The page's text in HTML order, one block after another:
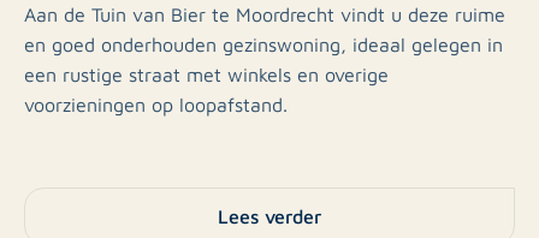
Aan de Tuin van Bier te Moordrecht vindt u deze ruime
en goed onderhouden gezinswoning, ideaal gelegen in
een rustige straat met winkels en overige
voorzieningen op loopafstand.
welke toegang biedt tot het separate toilet en de trap
naar boven. Vanuit de hal bereikt u de royale
Lees verder